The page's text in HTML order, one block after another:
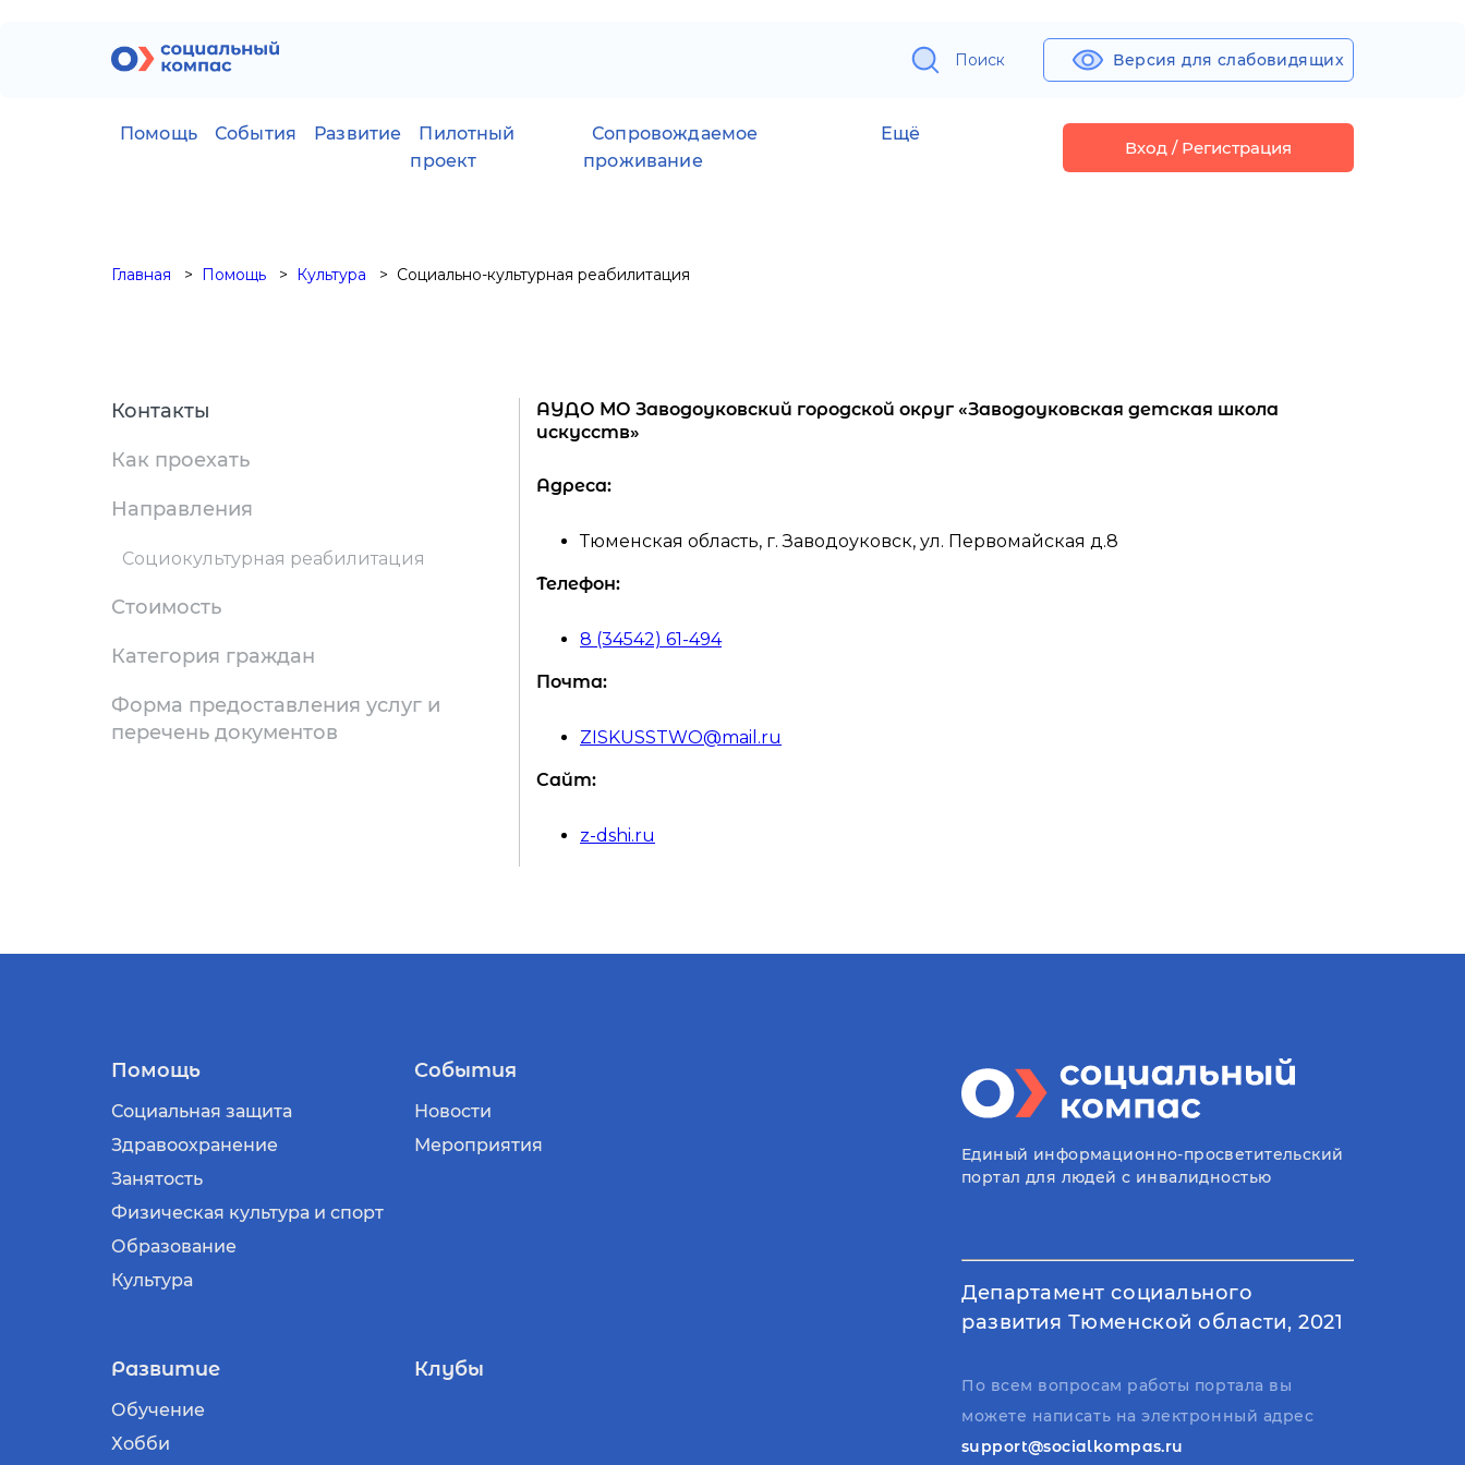
Поиск Версия для слабовидящих
Помощь События Развитие
Пилотный
проект
Сопровождаемое
проживание
Ещё
Вход / Регистрация
Главная Помощь Культура Социально-культурная реабилитация
Контакты
Как проехать
Направления
Социокультурная реабилитация
Стоимость
Категория граждан
Форма предоставления услуг и
перечень документов
АУДО МО Заводоуковский городской округ «Заводоуковская детская школа
искусств»
Адреса:
Тюменская область, г. Заводоуковск, ул. Первомайская д.8
Телефон:
8 (34542) 61-494
Почта:
ZISKUSSTWO@mail.ru
Сайт:
z-dshi.ru
Помощь
Социальная защита
Здравоохранение
Занятость
Физическая культура и спорт
Образование
Культура
События
Новости
Мероприятия
Развитие
Обучение
Хобби
Клубы
Единый информационно-просветительский
портал для людей с инвалидностью
Департамент социального
развития Тюменской области, 2021
По всем вопросам работы портала вы
можете написать на электронный адрес
support@socialkompas.ru